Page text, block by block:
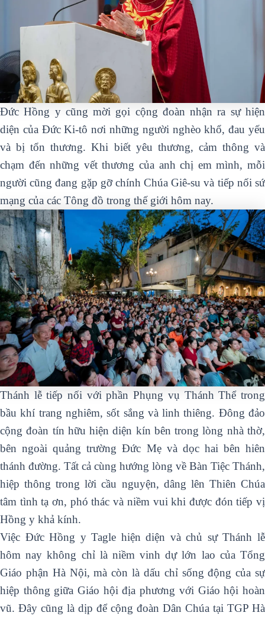
Đức Hồng y cũng mời gọi cộng đoàn nhận ra sự hiện
diện của Đức Ki-tô nơi những người nghèo khổ, đau yếu
và bị tổn thương. Khi biết yêu thương, cảm thông và
chạm đến những vết thương của anh chị em mình, mỗi
người cũng đang gặp gỡ chính Chúa Giê-su và tiếp nối sứ
mạng của các Tông đồ trong thế giới hôm nay.
Thánh lễ tiếp nối với phần Phụng vụ Thánh Thể trong
bầu khí trang nghiêm, sốt sắng và linh thiêng. Đông đảo
cộng đoàn tín hữu hiện diện kín bên trong lòng nhà thờ,
bên ngoài quảng trường Đức Mẹ và dọc hai bên hiên
thánh đường. Tất cả cùng hướng lòng về Bàn Tiệc Thánh,
hiệp thông trong lời cầu nguyện, dâng lên Thiên Chúa
tâm tình tạ ơn, phó thác và niềm vui khi được đón tiếp vị
Hồng y khả kính.
Việc Đức Hồng y Tagle hiện diện và chủ sự Thánh lễ
hôm nay không chỉ là niềm vinh dự lớn lao của Tổng
Giáo phận Hà Nội, mà còn là dấu chỉ sống động của sự
hiệp thông giữa Giáo hội địa phương với Giáo hội hoàn
vũ. Đây cũng là dịp để cộng đoàn Dân Chúa tại TGP Hà